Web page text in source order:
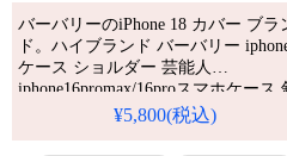
バーバリーのiPhone 18 カバー ブラ
ド。ハイブランド バーバリー
ケース ショルダー 芸能人
iphone16promax/16proスマホケース
めがけ チェック カード収納 多機能
¥5,800(税込)